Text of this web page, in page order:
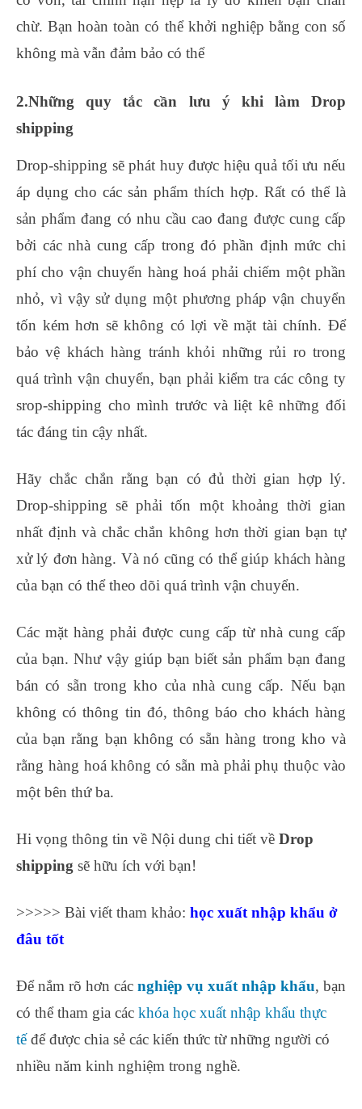
chừ. Bạn hoàn toàn có thể khởi nghiệp bằng con số
không mà vẫn đảm bảo có thể
2.Những quy tắc cần lưu ý khi làm Drop
shipping
Drop-shipping sẽ phát huy được hiệu quả tối ưu nếu
áp dụng cho các sản phẩm thích hợp. Rất có thể là
sản phẩm đang có nhu cầu cao đang được cung cấp
bởi các nhà cung cấp trong đó phần định mức chi
phí cho vận chuyển hàng hoá phải chiếm một phần
nhỏ, vì vậy sử dụng một phương pháp vận chuyển
tốn kém hơn sẽ không có lợi về mặt tài chính. Để
bảo vệ khách hàng tránh khỏi những rủi ro trong
quá trình vận chuyển, bạn phải kiểm tra các công ty
srop-shipping cho mình trước và liệt kê những đối
tác đáng tin cậy nhất.
Hãy chắc chắn rằng bạn có đủ thời gian hợp lý.
Drop-shipping sẽ phải tốn một khoảng thời gian
nhất định và chắc chắn không hơn thời gian bạn tự
xử lý đơn hàng. Và nó cũng có thể giúp khách hàng
của bạn có thể theo dõi quá trình vận chuyển.
Các mặt hàng phải được cung cấp từ nhà cung cấp
của bạn. Như vậy giúp bạn biết sản phẩm bạn đang
bán có sẵn trong kho của nhà cung cấp. Nếu bạn
không có thông tin đó, thông báo cho khách hàng
của bạn rằng bạn không có sẵn hàng trong kho và
rằng hàng hoá không có sẵn mà phải phụ thuộc vào
một bên thứ ba.
Hi vọng thông tin về Nội dung chi tiết về Drop
shipping sẽ hữu ích với bạn!
>>>>> Bài viết tham khảo: học xuất nhập khẩu ở
đâu tốt
Để nắm rõ hơn các nghiệp vụ xuất nhập khẩu, bạn
có thể tham gia các khóa học xuất nhập khẩu thực
tếđể được chia sẻ các kiến thức từ những người có
nhiều năm kinh nghiệm trong nghề.